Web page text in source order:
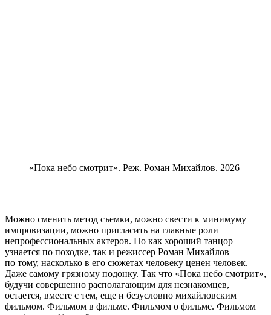
«Пока небо смотрит». Реж. Роман Михайлов. 2026
Можно сменить метод съемки, можно свести к минимуму
импровизации, можно пригласить на главные роли
непрофессиональных актеров. Но как хороший танцор
узнается по походке, так и режиссер Роман Михайлов —
по тому, насколько в его сюжетах человеку ценен человек.
Даже самому грязному подонку. Так что «Пока небо смотрит»,
будучи совершенно располагающим для незнакомцев,
остается, вместе с тем, еще и безусловно михайловским
фильмом. Фильмом в фильме. Фильмом о фильме. Фильмом